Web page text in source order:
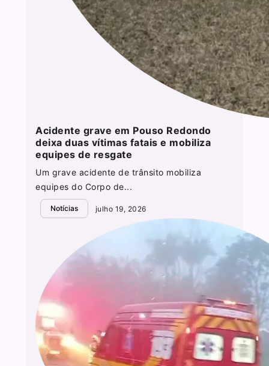
Acidente grave em Pouso Redondo
deixa duas vítimas fatais e mobiliza
equipes de resgate
Um grave acidente de trânsito mobiliza
equipes do Corpo de...
Notícias julho 19, 2026